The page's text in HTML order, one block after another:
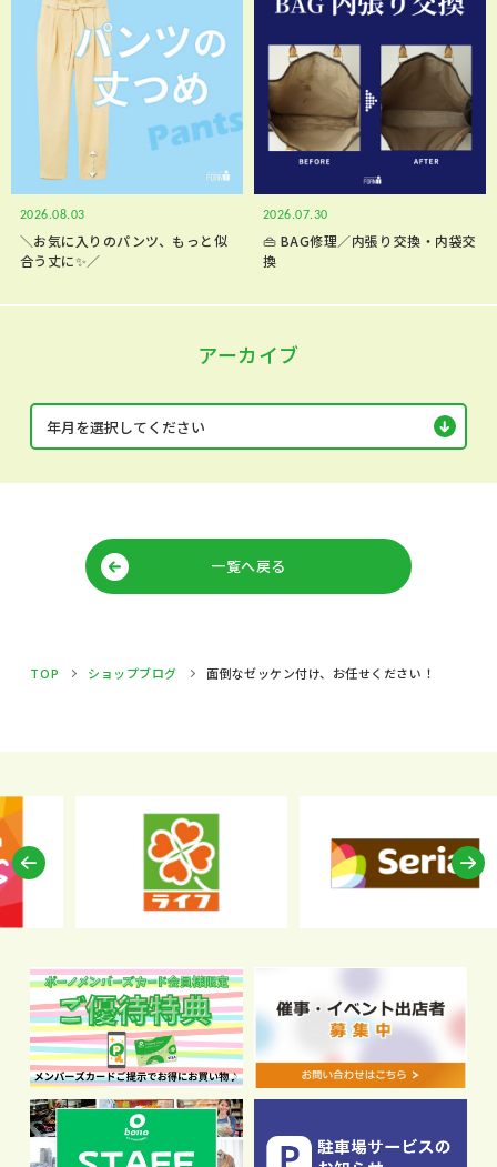
2026.08.03
＼お気に入りのパンツ、もっと似
合う丈に✨／
2026.07.30
👜 BAG修理／内張り交換・内袋交
換
アーカイブ
一覧へ戻る
TOP ショップブログ 面倒なゼッケン付け、お任せください！